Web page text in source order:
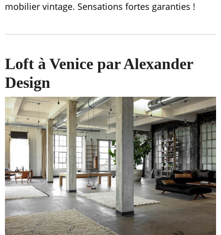
mobilier vintage. Sensations fortes garanties !
Loft à Venice par Alexander
Design